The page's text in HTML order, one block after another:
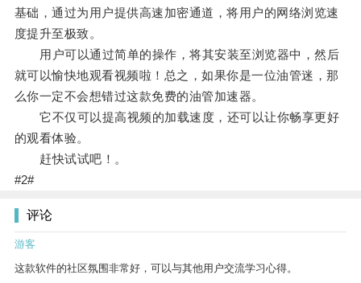
基础，通过为用户提供高速加密通道，将用户的网络浏览速
度提升至极致。
用户可以通过简单的操作，将其安装至浏览器中，然后
就可以愉快地观看视频啦！总之，如果你是一位油管迷，那
么你一定不会想错过这款免费的油管加速器。
它不仅可以提高视频的加载速度，还可以让你畅享更好
的观看体验。
赶快试试吧！。
#2#
评论
游客
这款软件的社区氛围非常好，可以与其他用户交流学习心得。